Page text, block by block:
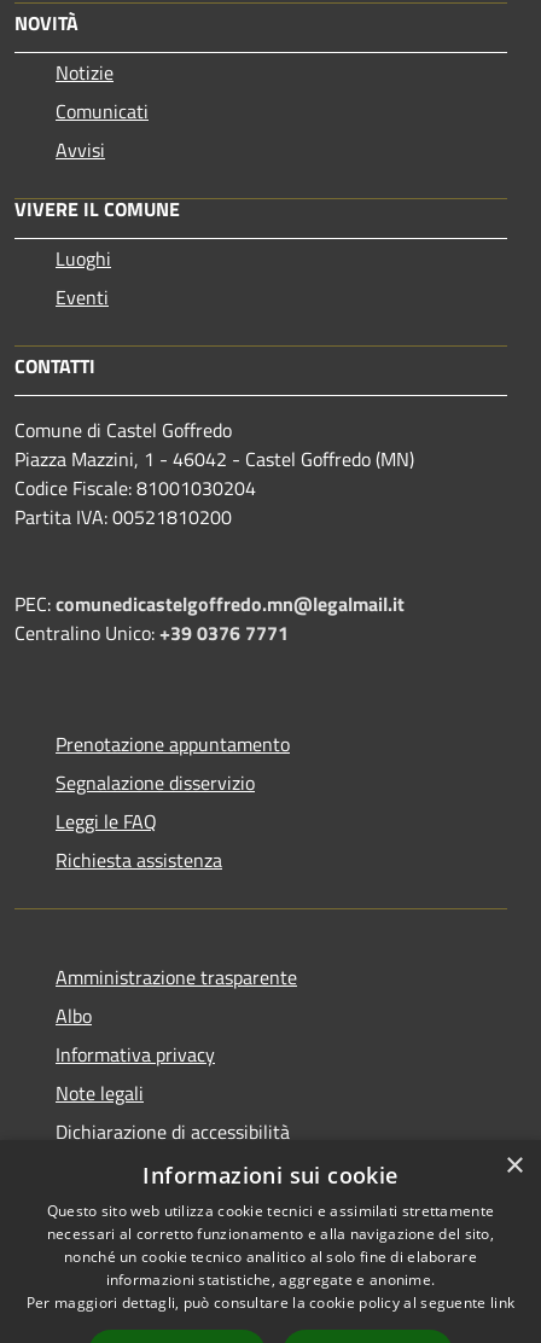
NOVITÀ
Notizie
Comunicati
Avvisi
VIVERE IL COMUNE
Luoghi
Eventi
CONTATTI
Comune di Castel Goffredo
Piazza Mazzini, 1 - 46042 - Castel Goffredo (MN)
Codice Fiscale: 81001030204
Partita IVA: 00521810200
PEC:comunedicastelgoffredo.mn@legalmail.it
Centralino Unico:+39 0376 7771
Prenotazione appuntamento
Segnalazione disservizio
Leggi le FAQ
Richiesta assistenza
Amministrazione trasparente
Albo
Informativa privacy
Note legali
Dichiarazione di accessibilità
Piano di miglioramento
RSS
Accessibilità
Copyright © 2026 • Comune di
Castel Goffredo • Powered by
×
Informazioni sui cookie
Questo sito web utilizza cookie tecnici e assimilati strettamente
necessari al corretto funzionamento e alla navigazione del sito,
nonché un cookie tecnico analitico al solo fine di elaborare
informazioni statistiche, aggregate e anonime.
Per maggiori dettagli, può consultare la cookie policy al seguente link